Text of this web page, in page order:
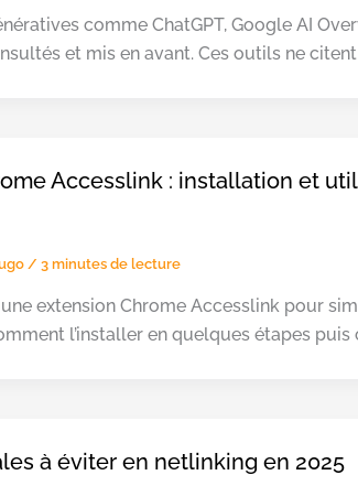
comme ChatGPT, Google AI
et mis en avant. Ces outils ne
Accesslink : installation et
/ 3 minutes de lecture
extension Chrome Accesslink pour
l’installer en quelques étapes
à éviter en netlinking en 2025